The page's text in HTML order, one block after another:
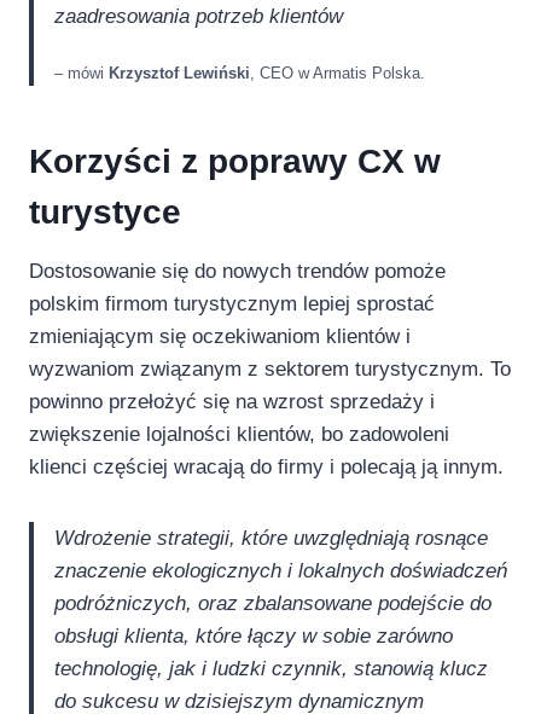
zaadresowania potrzeb klientów
– mówi Krzysztof Lewiński , CEO w Armatis Polska.
Korzyści z poprawy CX w
turystyce
Dostosowanie się do nowych trendów pomoże
polskim firmom turystycznym lepiej sprostać
zmieniającym się oczekiwaniom klientów i
wyzwaniom związanym z sektorem turystycznym. To
powinno przełożyć się na wzrost sprzedaży i
zwiększenie lojalności klientów, bo zadowoleni
klienci częściej wracają do firmy i polecają ją innym.
Wdrożenie strategii, które uwzględniają rosnące
znaczenie ekologicznych i lokalnych doświadczeń
podróżniczych, oraz zbalansowane podejście do
obsługi klienta, które łączy w sobie zarówno
technologię, jak i ludzki czynnik, stanowią klucz
do sukcesu w dzisiejszym dynamicznym